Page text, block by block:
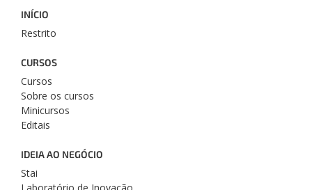
INÍCIO
Restrito
CURSOS
Cursos
Sobre os cursos
Minicursos
Editais
IDEIA AO NEGÓCIO
Stai